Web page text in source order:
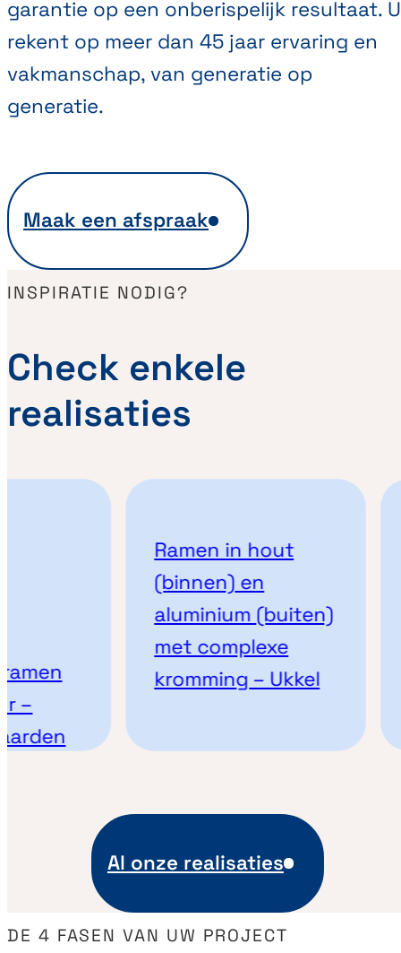
garantie op een onberispelijk resultaat. U
rekent op meer dan 45 jaar ervaring en
vakmanschap, van generatie op
generatie.
Maak een afspraak
INSPIRATIE NODIG?
Check enkele
realisaties
Ramen in hout
(binnen) en
aluminium (buiten)
met complexe
kromming – Ukkel
Al onze realisaties
DE 4 FASEN VAN UW PROJECT